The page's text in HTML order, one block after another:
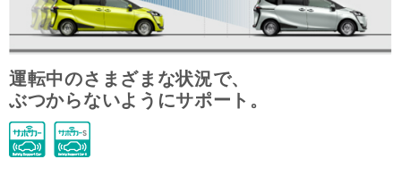
運転中のさまざまな状況で、
ぶつからないようにサポート。